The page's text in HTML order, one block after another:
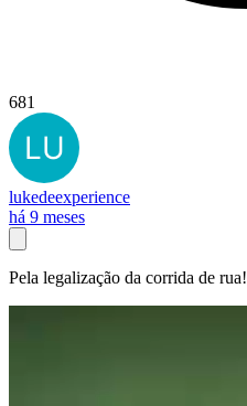
681
lukedeexperience
há 9 meses
Pela legalização da corrida de rua!